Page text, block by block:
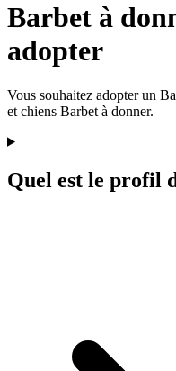
Barbet à
adopter
Vous souhaitez adopter un
et chiens Barbet à donner.
Quel est le profil